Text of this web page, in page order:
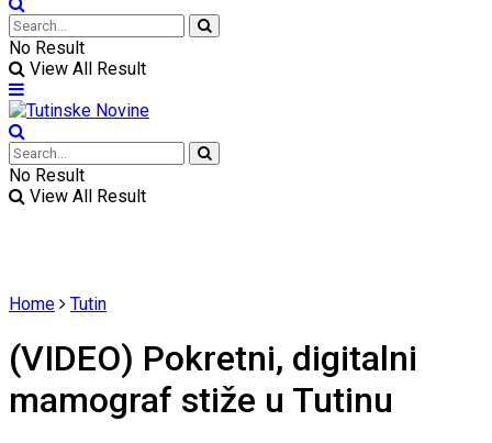
No Result
View All Result
No Result
View All Result
Home Tutin
(VIDEO) Pokretni, digitalni
mamograf stiže u Tutinu